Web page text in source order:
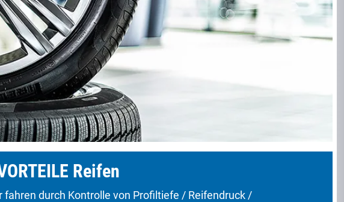
Reifen
fahren durch Kontrolle von Profiltiefe / Reifendruck /